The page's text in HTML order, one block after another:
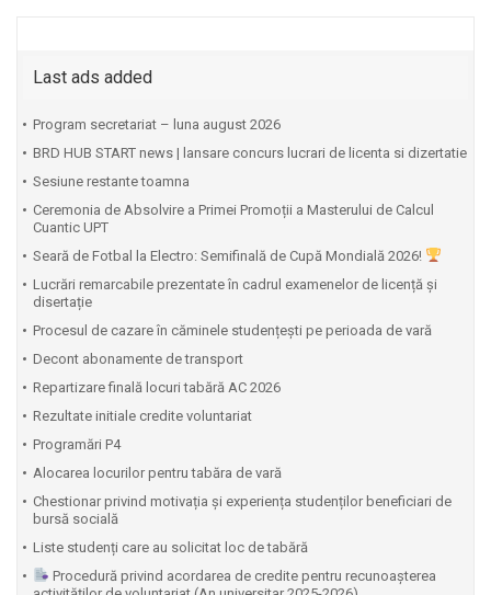
Last ads added
Program secretariat – luna august 2026
BRD HUB START news | lansare concurs lucrari de licenta si dizertatie
Sesiune restante toamna
Ceremonia de Absolvire a Primei Promoții a Masterului de Calcul
Cuantic UPT
⁠Seară de Fotbal la Electro: Semifinală de Cupă Mondială 2026!
Lucrări remarcabile prezentate în cadrul examenelor de licență și
disertație
Procesul de cazare în căminele studențești pe perioada de vară
Decont abonamente de transport
Repartizare finală locuri tabără AC 2026
Rezultate initiale credite voluntariat
Programări P4
Alocarea locurilor pentru tabăra de vară
Chestionar privind motivația și experiența studenților beneficiari de
bursă socială
Liste studenți care au solicitat loc de tabără
Procedură privind acordarea de credite pentru recunoașterea